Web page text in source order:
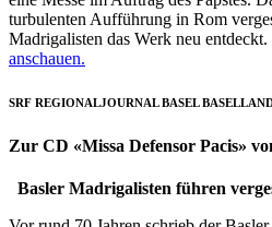
turbulenten Aufführung in Rom
Madrigalisten das Werk neu entdeckt.
anschauen.
SRF REGIONALJOURNAL BASEL
Zur CD «Missa Defensor Pacis»
Basler Madrigalisten führen